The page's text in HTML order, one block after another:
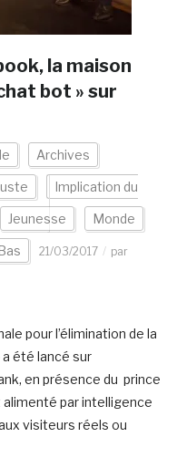
la maison
bot » sur
Archives
Implication du
Jeunesse Monde
21/03/2017
par
pour l’élimination de la
a été lancé sur
en présence du prince
par intelligence
visiteurs réels ou